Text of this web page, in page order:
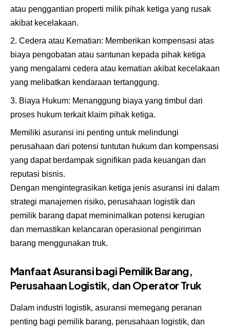
atau penggantian properti milik pihak ketiga yang rusak
akibat kecelakaan.
Cedera atau Kematian: Memberikan kompensasi atas
biaya pengobatan atau santunan kepada pihak ketiga
yang mengalami cedera atau kematian akibat kecelakaan
yang melibatkan kendaraan tertanggung.
Biaya Hukum: Menanggung biaya yang timbul dari
proses hukum terkait klaim pihak ketiga.
Memiliki asuransi ini penting untuk melindungi
perusahaan dari potensi tuntutan hukum dan kompensasi
yang dapat berdampak signifikan pada keuangan dan
reputasi bisnis.
Dengan mengintegrasikan ketiga jenis asuransi ini dalam
strategi manajemen risiko, perusahaan logistik dan
pemilik barang dapat meminimalkan potensi kerugian
dan memastikan kelancaran operasional pengiriman
barang menggunakan truk.
Manfaat Asuransi bagi Pemilik Barang,
Perusahaan Logistik, dan Operator Truk
Dalam industri logistik, asuransi memegang peranan
penting bagi pemilik barang, perusahaan logistik, dan